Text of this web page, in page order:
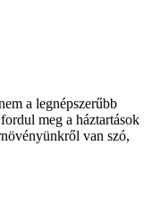
a legnépszerűbb
meg a háztartások
van szó,